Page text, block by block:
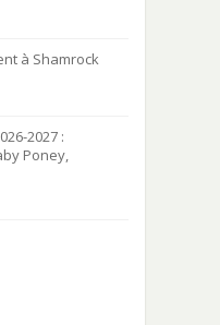
à Shamrock
2027 :
Poney,